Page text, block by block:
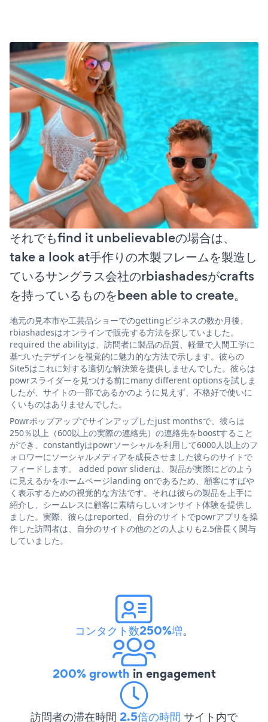
それでもfind it unbelievableの場合は、
take a look at手作りの木製フレームを製造し
ているサングラス会社のrbiashadesがcrafts
を持っているものをbeen able to create。
地元の見本市や工芸品ショーでのgettingビジネスの数か月後、
rbiashadesはオンラインで販売する方法を探していました。
required the abilityは、訪問者に製品の品質、軽量で人間工学に
基づいたデザインを視覚的に魅力的な方法で示します。彼らの
Site5はこれに対する適切な解決策を提供しませんでした。彼らは
powrスライダーを見つける前にmany different optionsを試しま
したが、サイトの一部であるかのように見えず、不格好で使いに
くいものはありませんでした。
Powrポップアップでサインアップしたjust monthsで、彼らは
250％以上（600以上の実際の連絡先）の連絡先をboostすること
ができ、constantlyはpowrソーシャルを利用して6000人以上のフ
ォロワーにソーシャルメディアを成長させました彼らのサイトで
フィードします。 added powr sliderは、製品が実際にどのよう
に見えるかをホームページlanding onであるため、顧客にすばや
く表示するための視覚的な方法です。それは彼らの製品を上手に
紹介し、シームレスに顧客に素晴らしいオンサイト体験を提供し
ました。実際、彼らはreported、自分のサイトでpowrアプリを操
作した訪問者は、自分のサイトの他のどの人よりも2.5倍長く関与
していました。
コンタクト数250%増。
200% growth in engagement
訪問者の滞在時間 2.5倍の時間 サイト内で